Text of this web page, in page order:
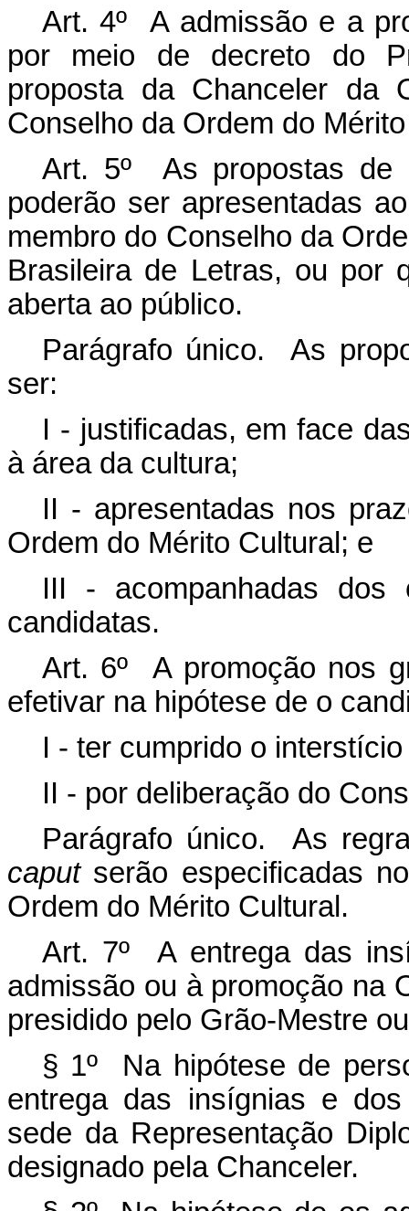
Art. 4º A admissão e a
por meio de decreto do
proposta da Chanceler da
Conselho da Ordem do
Art. 5º As propostas de
poderão ser apresentadas
membro do Conselho da
Brasileira de Letras, ou por
aberta ao público.
Parágrafo único. As
ser:
I - justificadas, em face
à área da cultura;
II - apresentadas nos
Ordem do Mérito Cultural; e
III - acompanhadas dos
candidatas.
Art. 6º A promoção nos
efetivar na hipótese de o
I - ter cumprido o
II - por deliberação do
Parágrafo único. As
caputserão especificadas
Ordem do Mérito Cultural.
Art. 7º A entrega das
admissão ou à promoção na
presidido pelo Grão-Mestre
§ 1º Na hipótese de
entrega das insígnias e
sede da Representação
designado pela Chanceler.